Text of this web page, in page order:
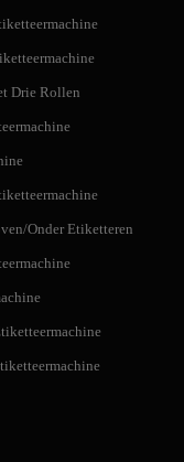
Drie Rollen
Onder Etiketteren